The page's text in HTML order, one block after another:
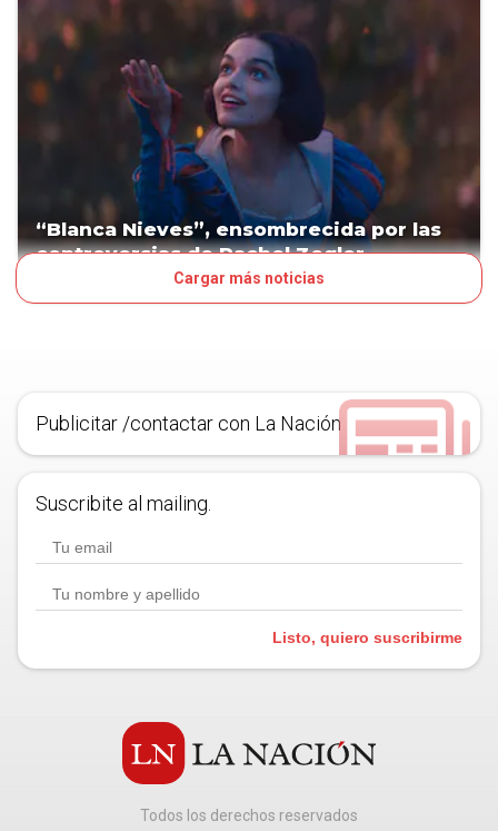
“Blanca Nieves”, ensombrecida por las
controversias de Rachel Zegler
Cargar más noticias
Publicitar /contactar con La Nación
Suscribite al mailing.
Listo, quiero suscribirme
Todos los derechos reservados